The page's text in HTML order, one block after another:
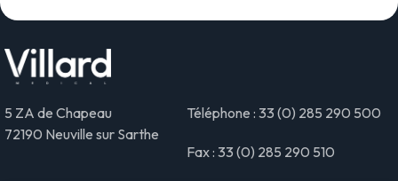
5 ZA de Chapeau
72190 Neuville sur Sarthe
Téléphone : 33 (0) 285 290 500
Fax : 33 (0) 285 290 510